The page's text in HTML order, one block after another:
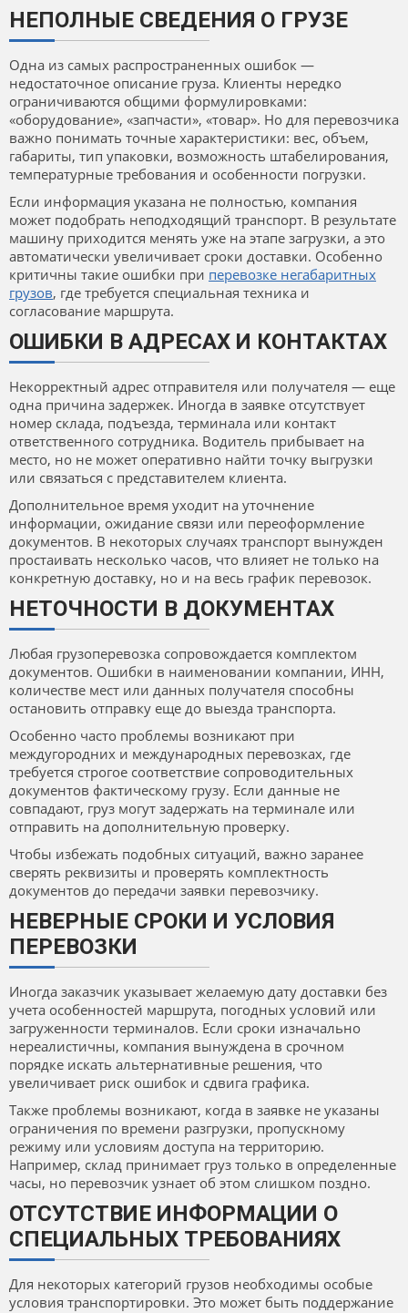
НЕПОЛНЫЕ СВЕДЕНИЯ О ГРУЗЕ
Одна из самых распространенных ошибок —
недостаточное описание груза. Клиенты нередко
ограничиваются общими формулировками:
«оборудование», «запчасти», «товар». Но для перевозчика
важно понимать точные характеристики: вес, объем,
габариты, тип упаковки, возможность штабелирования,
температурные требования и особенности погрузки.
Если информация указана не полностью, компания
может подобрать неподходящий транспорт. В результате
машину приходится менять уже на этапе загрузки, а это
автоматически увеличивает сроки доставки. Особенно
критичны такие ошибки при перевозке негабаритных
грузов, где требуется специальная техника и
согласование маршрута.
ОШИБКИ В АДРЕСАХ И КОНТАКТАХ
Некорректный адрес отправителя или получателя — еще
одна причина задержек. Иногда в заявке отсутствует
номер склада, подъезда, терминала или контакт
ответственного сотрудника. Водитель прибывает на
место, но не может оперативно найти точку выгрузки
или связаться с представителем клиента.
Дополнительное время уходит на уточнение
информации, ожидание связи или переоформление
документов. В некоторых случаях транспорт вынужден
простаивать несколько часов, что влияет не только на
конкретную доставку, но и на весь график перевозок.
НЕТОЧНОСТИ В ДОКУМЕНТАХ
Любая грузоперевозка сопровождается комплектом
документов. Ошибки в наименовании компании, ИНН,
количестве мест или данных получателя способны
остановить отправку еще до выезда транспорта.
Особенно часто проблемы возникают при
междугородних и международных перевозках, где
требуется строгое соответствие сопроводительных
документов фактическому грузу. Если данные не
совпадают, груз могут задержать на терминале или
отправить на дополнительную проверку.
Чтобы избежать подобных ситуаций, важно заранее
сверять реквизиты и проверять комплектность
документов до передачи заявки перевозчику.
НЕВЕРНЫЕ СРОКИ И УСЛОВИЯ
ПЕРЕВОЗКИ
Иногда заказчик указывает желаемую дату доставки без
учета особенностей маршрута, погодных условий или
загруженности терминалов. Если сроки изначально
нереалистичны, компания вынуждена в срочном
порядке искать альтернативные решения, что
увеличивает риск ошибок и сдвига графика.
Также проблемы возникают, когда в заявке не указаны
ограничения по времени разгрузки, пропускному
режиму или условиям доступа на территорию.
Например, склад принимает груз только в определенные
часы, но перевозчик узнает об этом слишком поздно.
ОТСУТСТВИЕ ИНФОРМАЦИИ О
СПЕЦИАЛЬНЫХ ТРЕБОВАНИЯХ
Для некоторых категорий грузов необходимы особые
условия транспортировки. Это может быть поддержание